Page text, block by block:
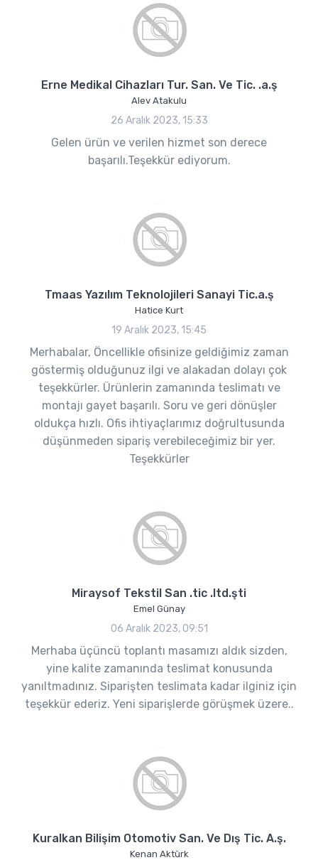
Erne Medikal Cihazları Tur. San. Ve Tic. .a.ş
Alev Atakulu
26 Aralık 2023, 15:33
Gelen ürün ve verilen hizmet son derece
başarılı.Teşekkür ediyorum.
Tmaas Yazılım Teknolojileri Sanayi Tic.a.ş
Hatice Kurt
19 Aralık 2023, 15:45
Merhabalar, Öncellikle ofisinize geldiğimiz zaman
göstermiş olduğunuz ilgi ve alakadan dolayı çok
teşekkürler. Ürünlerin zamanında teslimatı ve
montajı gayet başarılı. Soru ve geri dönüşler
oldukça hızlı. Ofis ihtiyaçlarımız doğrultusunda
düşünmeden sipariş verebileceğimiz bir yer.
Teşekkürler
Miraysof Tekstil San .tic .ltd.şti
Emel Günay
06 Aralık 2023, 09:51
Merhaba üçüncü toplantı masamızı aldık sizden,
yine kalite zamanında teslimat konusunda
yanıltmadınız. Siparişten teslimata kadar ilginiz için
teşekkür ederiz. Yeni siparişlerde görüşmek üzere..
Kuralkan Bilişim Otomotiv San. Ve Dış Tic. A.ş.
Kenan Aktürk